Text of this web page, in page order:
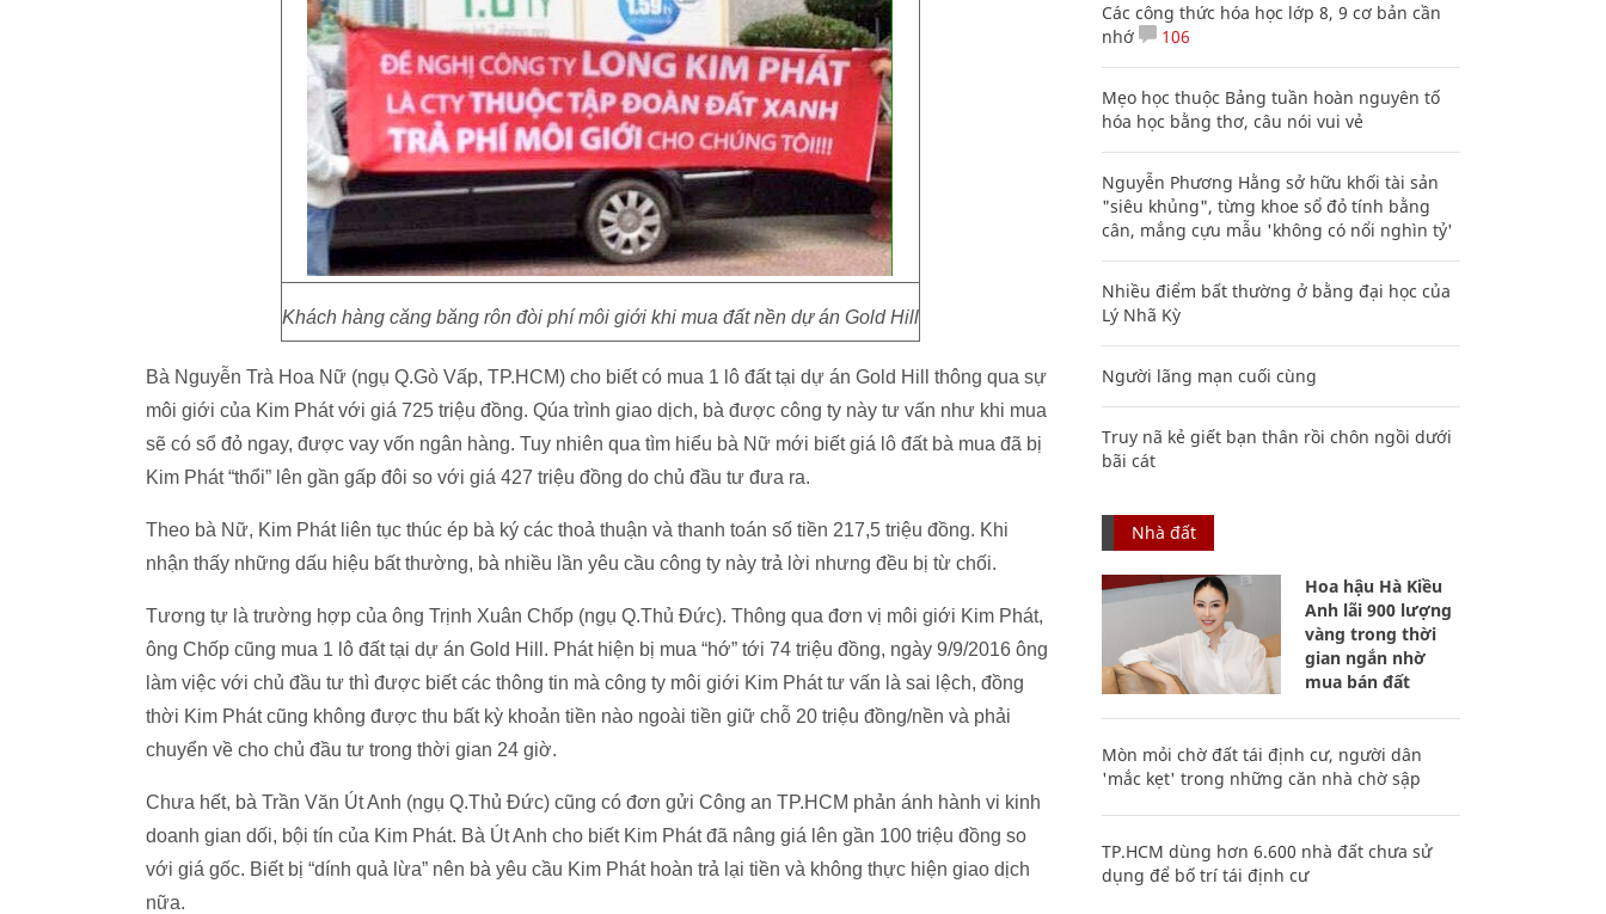
Khách hàng căng băng rôn đòi phí môi giới khi mua đất nền dự án Gold Hill
Bà Nguyễn Trà Hoa Nữ (ngụ Q.Gò Vấp, TP.HCM) cho biết có mua 1 lô đất tại dự án Gold Hill thông qua sự
môi giới của Kim Phát với giá 725 triệu đồng. Qúa trình giao dịch, bà được công ty này tư vấn như khi mua
sẽ có sổ đỏ ngay, được vay vốn ngân hàng. Tuy nhiên qua tìm hiểu bà Nữ mới biết giá lô đất bà mua đã bị
Kim Phát “thổi” lên gần gấp đôi so với giá 427 triệu đồng do chủ đầu tư đưa ra.
Theo bà Nữ, Kim Phát liên tục thúc ép bà ký các thoả thuận và thanh toán số tiền 217,5 triệu đồng. Khi
nhận thấy những dấu hiệu bất thường, bà nhiều lần yêu cầu công ty này trả lời nhưng đều bị từ chối.
Tương tự là trường hợp của ông Trịnh Xuân Chốp (ngụ Q.Thủ Đức). Thông qua đơn vị môi giới Kim Phát,
ông Chốp cũng mua 1 lô đất tại dự án Gold Hill. Phát hiện bị mua “hớ” tới 74 triệu đồng, ngày 9/9/2016 ông
làm việc với chủ đầu tư thì được biết các thông tin mà công ty môi giới Kim Phát tư vấn là sai lệch, đồng
thời Kim Phát cũng không được thu bất kỳ khoản tiền nào ngoài tiền giữ chỗ 20 triệu đồng/nền và phải
chuyển về cho chủ đầu tư trong thời gian 24 giờ.
Chưa hết, bà Trần Văn Út Anh (ngụ Q.Thủ Đức) cũng có đơn gửi Công an TP.HCM phản ánh hành vi kinh
doanh gian dối, bội tín của Kim Phát. Bà Út Anh cho biết Kim Phát đã nâng giá lên gần 100 triệu đồng so
với giá gốc. Biết bị “dính quả lừa” nên bà yêu cầu Kim Phát hoàn trả lại tiền và không thực hiện giao dịch
nữa.
Các công thức hóa học lớp 8, 9 cơ bản cần
nhớ
106
Mẹo học thuộc Bảng tuần hoàn nguyên tố
hóa học bằng thơ, câu nói vui vẻ
Nguyễn Phương Hằng sở hữu khối tài sản
"siêu khủng", từng khoe sổ đỏ tính bằng
cân, mắng cựu mẫu 'không có nổi nghìn tỷ'
Nhiều điểm bất thường ở bằng đại học của
Lý Nhã Kỳ
Người lãng mạn cuối cùng
Truy nã kẻ giết bạn thân rồi chôn ngồi dưới
bãi cát
Nhà đất
Hoa hậu Hà Kiều
Anh lãi 900 lượng
vàng trong thời
gian ngắn nhờ
mua bán đất
Mòn mỏi chờ đất tái định cư, người dân
'mắc kẹt' trong những căn nhà chờ sập
TP.HCM dùng hơn 6.600 nhà đất chưa sử
dụng để bố trí tái định cư